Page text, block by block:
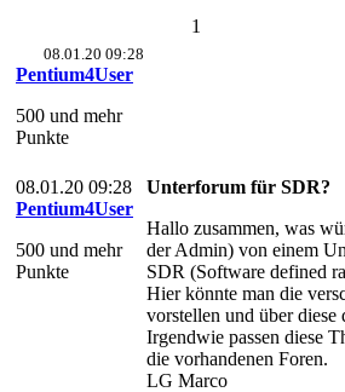
1
08.01.20 09:28
Pentium4User
500 und mehr
Punkte
08.01.20 09:28
Pentium4User
500 und mehr
Punkte
Unterforum für SDR?
Hallo zusammen, was
der Admin) von einem
SDR (Software defined
Hier könnte man die
vorstellen und über diese
Irgendwie passen diese
die vorhandenen Foren.
LG Marco